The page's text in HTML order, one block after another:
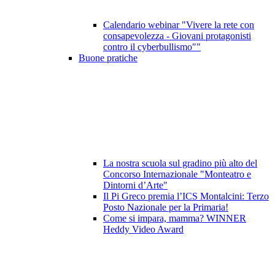
Calendario webinar "Vivere la rete con
consapevolezza - Giovani protagonisti
contro il cyberbullismo""
Buone pratiche
La nostra scuola sul gradino più alto del
Concorso Internazionale "Monteatro e
Dintorni d’Arte"
Il Pi Greco premia l’ICS Montalcini: Terzo
Posto Nazionale per la Primaria!
Come si impara, mamma? WINNER
Heddy Video Award